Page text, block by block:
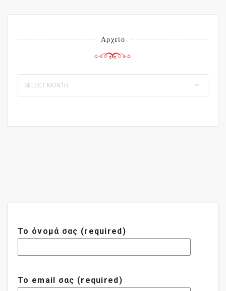
Αρχείο
Το όνομά σας (required)
Το email σας (required)